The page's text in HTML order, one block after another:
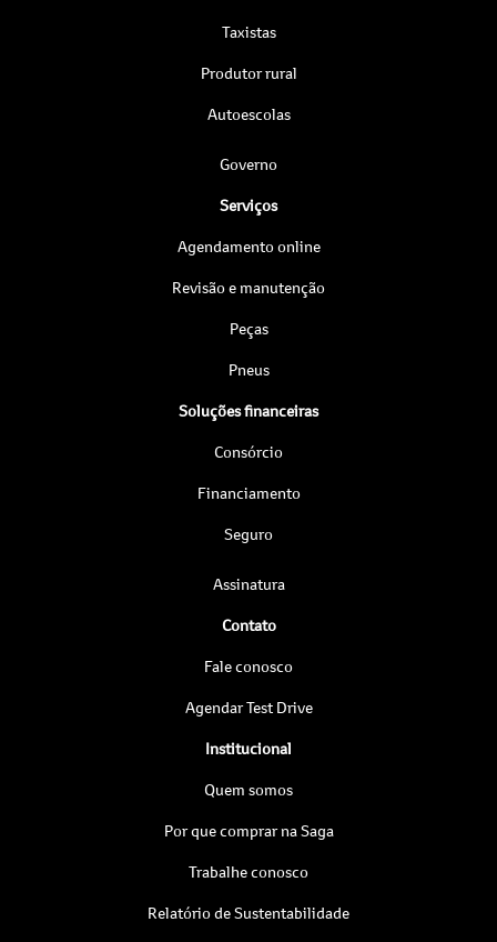
Taxistas
Produtor rural
Autoescolas
Governo
Serviços
Agendamento online
Revisão e manutenção
Peças
Pneus
Soluções financeiras
Consórcio
Financiamento
Seguro
Assinatura
Contato
Fale conosco
Agendar Test Drive
Institucional
Quem somos
Por que comprar na Saga
Trabalhe conosco
Relatório de Sustentabilidade